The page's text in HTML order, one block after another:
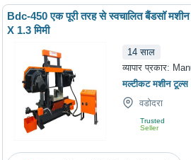
अहमदाबाद, लुधियाना, कोयंबटूर और कई अन्य शहर
Bdc-450 एक पूरी तरह से स्वचालित बैंडसॉ
X 1.3 मिमी
14 साल
व्यापार प्रकार:
मल्टीकट मशीन टूल्स
वडोदरा
Trusted
Seller